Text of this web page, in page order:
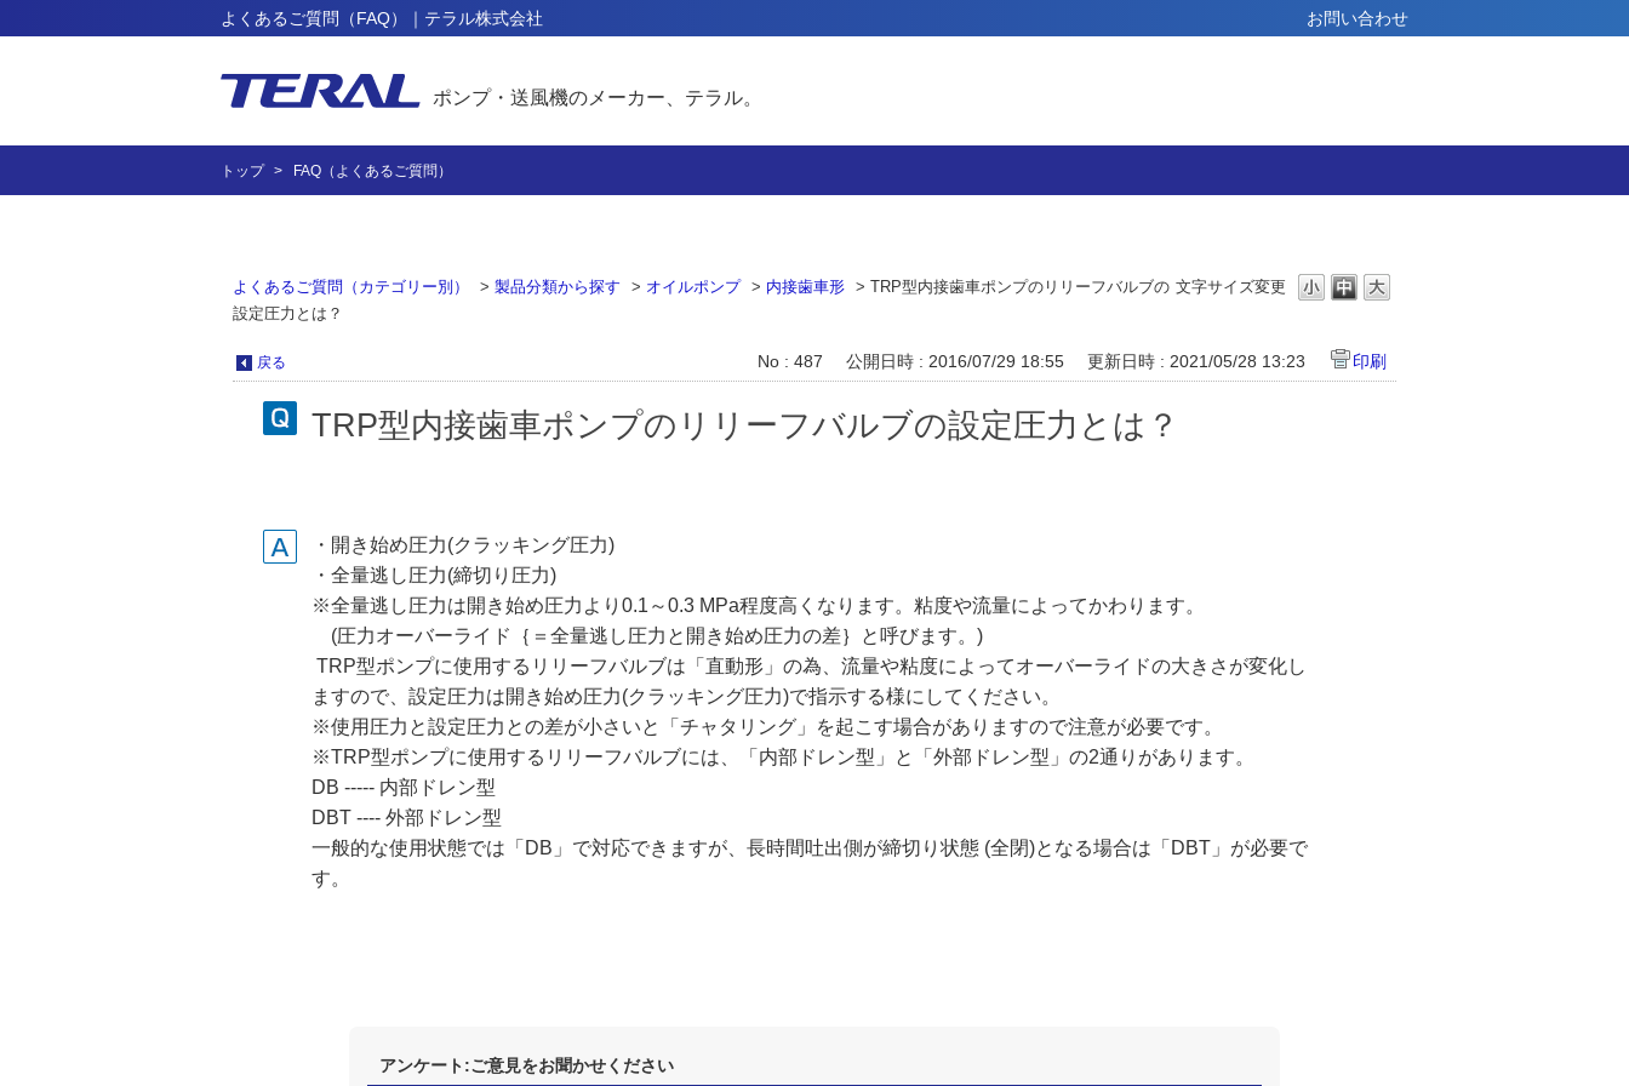
よくあるご質問（FAQ）｜テラル株式会社 お問い合わせ
ポンプ・送風機のメーカー、テラル。
トップ FAQ（よくあるご質問）
文字サイズ変更
よくあるご質問（カテゴリー別） > 製品分類から探す > オイルポンプ > 内接歯車形 > TRP型内接歯車ポンプのリリーフバルブの
設定圧力とは？
戻る No : 487 公開日時 : 2016/07/29 18:55 更新日時 : 2021/05/28 13:23 印刷
TRP型内接歯車ポンプのリリーフバルブの設定圧力とは？
・開き始め圧力(クラッキング圧力)
・全量逃し圧力(締切り圧力)
※全量逃し圧力は開き始め圧力より0.1～0.3 MPa程度高くなります。粘度や流量によってかわります。
(圧力オーバーライド｛＝全量逃し圧力と開き始め圧力の差｝と呼びます。)
TRP型ポンプに使用するリリーフバルブは「直動形」の為、流量や粘度によってオーバーライドの大きさが変化し
ますので、設定圧力は開き始め圧力(クラッキング圧力)で指示する様にしてください。
※使用圧力と設定圧力との差が小さいと「チャタリング」を起こす場合がありますので注意が必要です。
※TRP型ポンプに使用するリリーフバルブには、「内部ドレン型」と「外部ドレン型」の2通りがあります。
DB ----- 内部ドレン型
DBT ---- 外部ドレン型
一般的な使用状態では「DB」で対応できますが、長時間吐出側が締切り状態 (全閉)となる場合は「DBT」が必要で
す。
アンケート:ご意見をお聞かせください